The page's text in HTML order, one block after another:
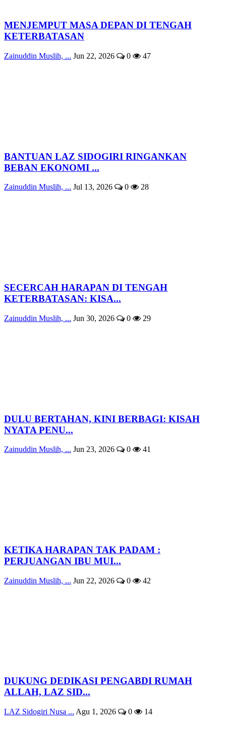
MENJEMPUT MASA DEPAN DI TENGAH
KETERBATASAN
Zainuddin Muslih, ... Jun 22, 2026 0 47
BANTUAN LAZ SIDOGIRI RINGANKAN
BEBAN EKONOMI ...
Zainuddin Muslih, ... Jul 13, 2026 0 28
SECERCAH HARAPAN DI TENGAH
KETERBATASAN: KISA...
Zainuddin Muslih, ... Jun 30, 2026 0 29
DULU BERTAHAN, KINI BERBAGI: KISAH
NYATA PENU...
Zainuddin Muslih, ... Jun 23, 2026 0 41
KETIKA HARAPAN TAK PADAM :
PERJUANGAN IBU MUI...
Zainuddin Muslih, ... Jun 22, 2026 0 42
DUKUNG DEDIKASI PENGABDI RUMAH
ALLAH, LAZ SID...
LAZ Sidogiri Nusa ... Agu 1, 2026 0 14